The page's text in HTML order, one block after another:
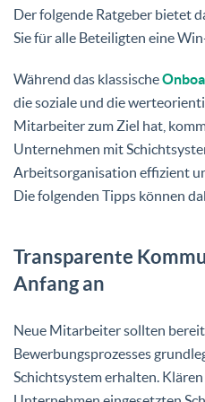
Der folgende Ratgeber bietet
Sie für alle Beteiligten eine
Während das klassische
die soziale und die
Mitarbeiter zum Ziel hat,
Unternehmen mit
Arbeitsorganisation effizient
Die folgenden Tipps können
Transparente
Anfang an
Neue Mitarbeiter sollten
Bewerbungsprozesses
Schichtsystem erhalten.